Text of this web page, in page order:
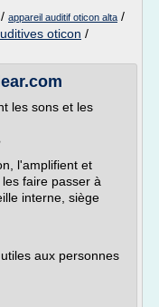
/ appareil auditif oticon alta /
oticon /
les sons et les
l'amplifient et
faire passer à
interne, siège
aux personnes